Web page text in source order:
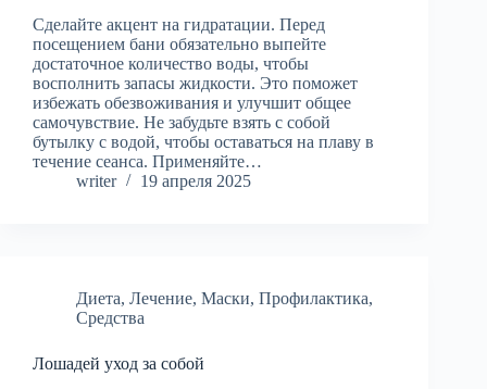
Сделайте акцент на гидратации. Перед
посещением бани обязательно выпейте
достаточное количество воды, чтобы
восполнить запасы жидкости. Это поможет
избежать обезвоживания и улучшит общее
самочувствие. Не забудьте взять с собой
бутылку с водой, чтобы оставаться на плаву в
течение сеанса. Применяйте…
writer
19 апреля 2025
Диета, Лечение, Маски, Профилактика,
Средства
Лошадей уход за собой